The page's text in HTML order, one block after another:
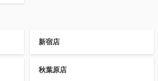
新宿店
秋葉原店